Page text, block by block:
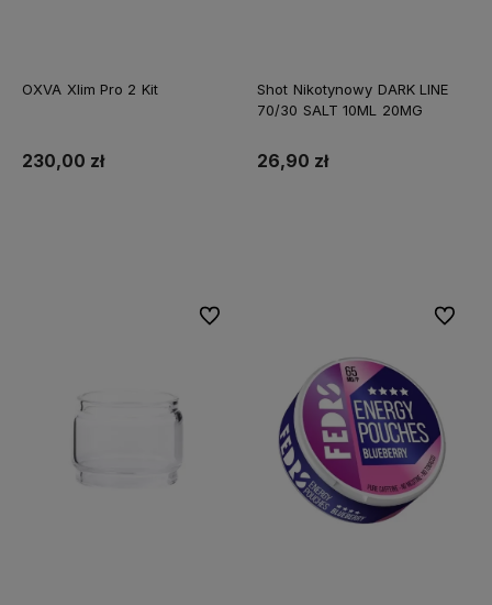
OXVA Xlim Pro 2 Kit
230,00 zł
Shot Nikotynowy DARK LINE
70/30 SALT 10ML 20MG
26,90 zł
Do ulubionych Do